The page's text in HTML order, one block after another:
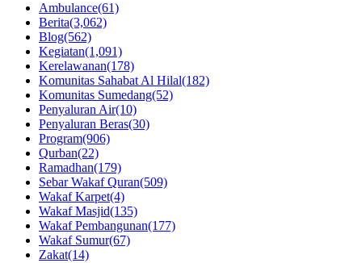
Ambulance(61)
Berita(3,062)
Blog(562)
Kegiatan(1,091)
Kerelawanan(178)
Komunitas Sahabat Al Hilal(182)
Komunitas Sumedang(52)
Penyaluran Air(10)
Penyaluran Beras(30)
Program(906)
Qurban(22)
Ramadhan(179)
Sebar Wakaf Quran(509)
Wakaf Karpet(4)
Wakaf Masjid(135)
Wakaf Pembangunan(177)
Wakaf Sumur(67)
Zakat(14)